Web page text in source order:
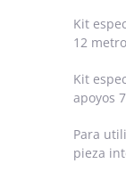
Kit
12
Kit
apoyos
Para
pieza